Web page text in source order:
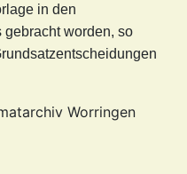
in den
gebracht worden, so
Worringen